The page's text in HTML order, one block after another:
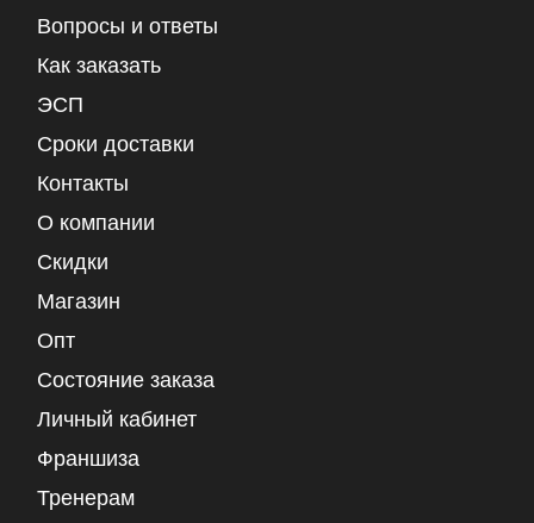
Вопросы и ответы
Как заказать
ЭСП
Сроки доставки
Контакты
О компании
Скидки
Магазин
Опт
Состояние заказа
Личный кабинет
Франшиза
Тренерам